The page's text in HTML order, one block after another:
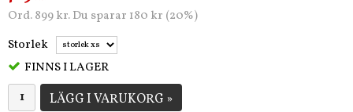
Ord. 899 kr. Du sparar 180 kr (20%)
Storlek
FINNS I LAGER
LÄGG I VARUKORG »